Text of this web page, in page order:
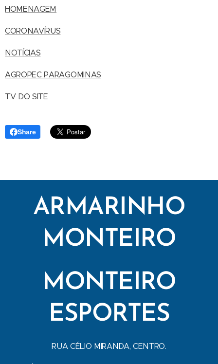
HOMENAGEM
CORONAVÍRUS
NOTÍCIAS
AGROPEC PARAGOMINAS
TV DO SITE
Share
ARMARINHO
MONTEIRO
MONTEIRO
ESPORTES
RUA CÉLIO MIRANDA, CENTRO.